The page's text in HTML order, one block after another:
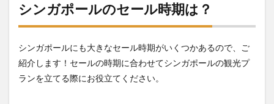
シンガポールのセール時期は？
シンガポールにも大きなセール時期がいくつかあるので、ご
紹介します！セールの時期に合わせてシンガポールの観光プ
ランを立てる際にお役立てください。